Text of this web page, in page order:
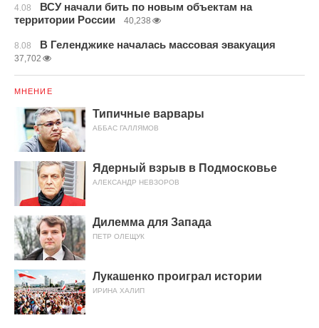
4.08
ВСУ начали бить по новым объектам на
территории России
40,238
8.08 В Геленджике началась массовая эвакуация
37,702
МНЕНИЕ
Типичные варвары
АББАС ГАЛЛЯМОВ
Ядерный взрыв в Подмосковье
АЛЕКСАНДР НЕВЗОРОВ
Дилемма для Запада
ПЕТР ОЛЕЩУК
Лукашенко проиграл истории
ИРИНА ХАЛИП